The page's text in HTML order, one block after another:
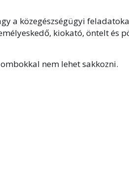
a közegészségügyi
kiokató, öntelt és
nem lehet sakkozni.